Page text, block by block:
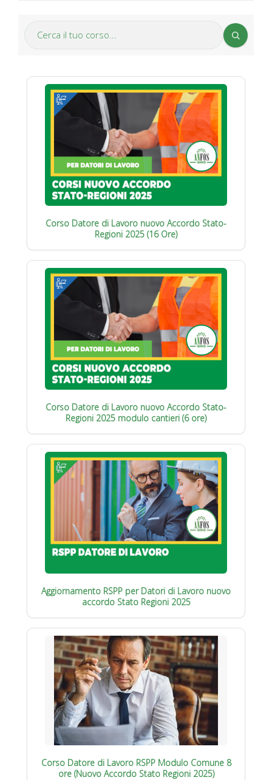
Corso Datore di Lavoro nuovo Accordo Stato-
Regioni 2025 (16 Ore)
Corso Datore di Lavoro nuovo Accordo Stato-
Regioni 2025 modulo cantieri (6 ore)
Aggiornamento RSPP per Datori di Lavoro nuovo
accordo Stato Regioni 2025
Corso Datore di Lavoro RSPP Modulo Comune 8
ore (Nuovo Accordo Stato Regioni 2025)